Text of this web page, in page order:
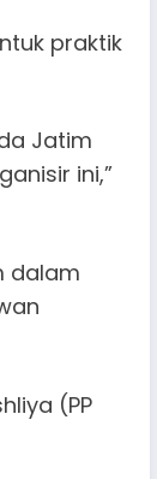
praktik
Jatim
ini,”
dalam
(PP